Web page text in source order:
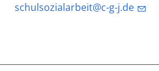
schulsozialarbeit@c-g-j.de